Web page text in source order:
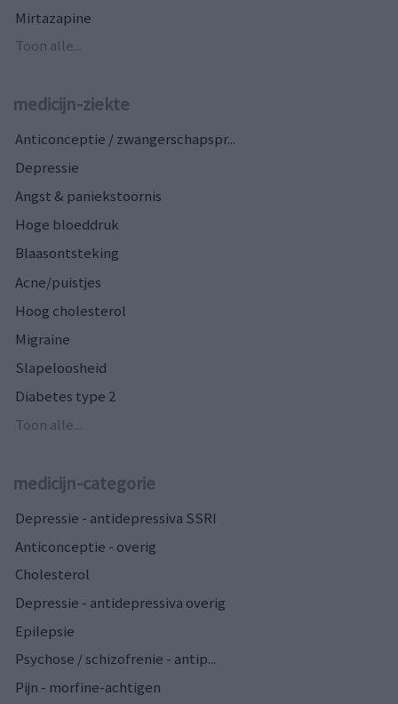
Mirtazapine
Toon alle...
medicijn-ziekte
Anticonceptie / zwangerschapspr...
Depressie
Angst & paniekstoornis
Hoge bloeddruk
Blaasontsteking
Acne/puistjes
Hoog cholesterol
Migraine
Slapeloosheid
Diabetes type 2
Toon alle...
medicijn-categorie
Depressie - antidepressiva SSRI
Anticonceptie - overig
Cholesterol
Depressie - antidepressiva overig
Epilepsie
Psychose / schizofrenie - antip...
Pijn - morfine-achtigen